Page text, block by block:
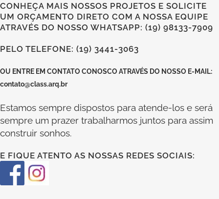
CONHEÇA MAIS NOSSOS PROJETOS E SOLICITE
UM ORÇAMENTO DIRETO COM A NOSSA EQUIPE
ATRAVÉS DO NOSSO WHATSAPP: (19) 98133-7909
PELO TELEFONE: (19) 3441-3063
OU ENTRE EM CONTATO CONOSCOATRAVÉS DO NOSSO E-MAIL:
contato@class.arq.br
Estamos sempre dispostos para atende-los e será
sempre um prazer trabalharmos juntos para assim
construir sonhos.
E FIQUE ATENTO AS NOSSAS REDES SOCIAIS: